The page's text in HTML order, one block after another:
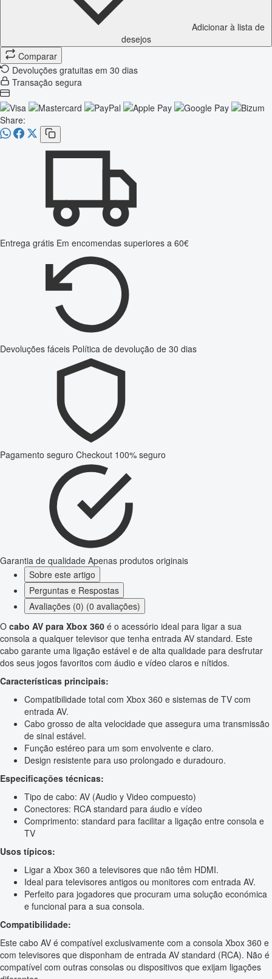
Adicionar à lista de
desejos
Comparar
Devoluções gratuitas em 30 dias
Transação segura
Share:
Entrega grátis Em encomendas superiores a 60€
Devoluções fáceis Política de devolução de 30 dias
Pagamento seguro Checkout 100% seguro
Garantia de qualidade Apenas produtos originais
Sobre este artigo
Perguntas e Respostas
Avaliações (0) (0 avaliações)
O cabo AV para Xbox 360 é o acessório ideal para ligar a sua
consola a qualquer televisor que tenha entrada AV standard. Este
cabo garante uma ligação estável e de alta qualidade para desfrutar
dos seus jogos favoritos com áudio e vídeo claros e nítidos.
Características principais:
Compatibilidade total com Xbox 360 e sistemas de TV com
entrada AV.
Cabo grosso de alta velocidade que assegura uma transmissão
de sinal estável.
Função estéreo para um som envolvente e claro.
Design resistente para uso prolongado e duradouro.
Especificações técnicas:
Tipo de cabo: AV (Audio y Video compuesto)
Conectores: RCA standard para áudio e vídeo
Comprimento: standard para facilitar a ligação entre consola e
TV
Usos típicos:
Ligar a Xbox 360 a televisores que não têm HDMI.
Ideal para televisores antigos ou monitores com entrada AV.
Perfeito para jogadores que procuram uma solução económica
e funcional para a sua consola.
Compatibilidade:
Este cabo AV é compatível exclusivamente com a consola Xbox 360 e
com televisores que disponham de entrada AV standard (RCA). Não é
compatível com outras consolas ou dispositivos que exijam ligações